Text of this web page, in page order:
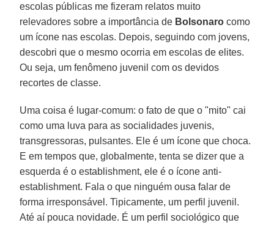
escolas públicas me fizeram relatos muito
relevadores sobre a importância de Bolsonaro como
um ícone nas escolas. Depois, seguindo com jovens,
descobri que o mesmo ocorria em escolas de elites.
Ou seja, um fenômeno juvenil com os devidos
recortes de classe.
Uma coisa é lugar-comum: o fato de que o "mito" cai
como uma luva para as socialidades juvenis,
transgressoras, pulsantes. Ele é um ícone que choca.
E em tempos que, globalmente, tenta se dizer que a
esquerda é o establishment, ele é o ícone anti-
establishment. Fala o que ninguém ousa falar de
forma irresponsável. Tipicamente, um perfil juvenil.
Até aí pouca novidade. É um perfil sociológico que